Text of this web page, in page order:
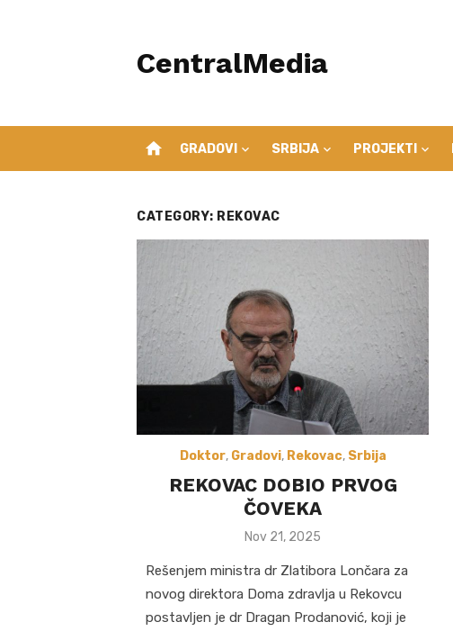
CentralMedia
home GRADOVI SRBIJA PROJEKTI
CATEGORY: REKOVAC
Doktor, Gradovi, Rekovac, Srbija
REKOVAC DOBIO PRVOG
ČOVEKA
Posted
Nov 21, 2025
Rešenjem ministra dr Zlatibora Lončara za
novog direktora Doma zdravlja u Rekovcu
postavljen je dr Dragan Prodanović, koji je